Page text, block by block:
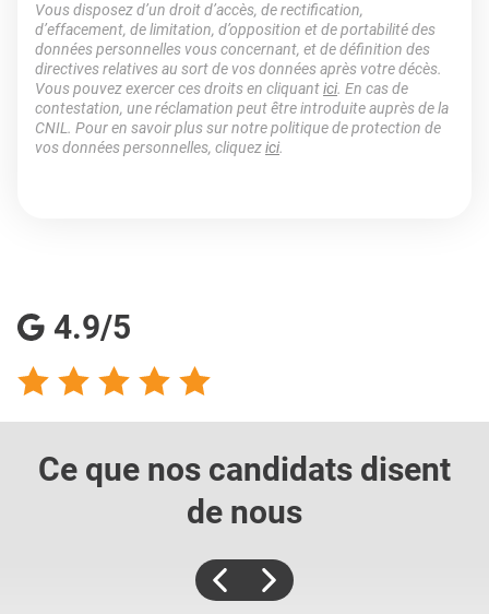
Vous disposez d’un droit d’accès, de rectification,
d’effacement, de limitation, d’opposition et de portabilité des
données personnelles vous concernant, et de définition des
directives relatives au sort de vos données après votre décès.
Vous pouvez exercer ces droits en cliquantici. En cas de
contestation, une réclamation peut être introduite auprès de la
CNIL. Pour en savoir plus sur notre politique de protection de
vos données personnelles, cliquezici.
4.9/5
Ce que nos candidats disent
de nous